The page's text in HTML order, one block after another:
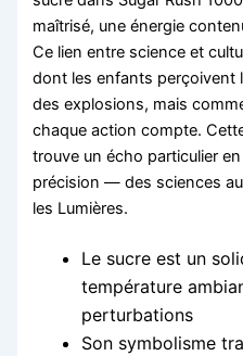
maîtrisé, une énergie
Ce lien entre science et
dont les enfants perçoivent
des explosions, mais
chaque action compte.
trouve un écho particulier en
précision — des sciences
les Lumières.
Le sucre est un
température
perturbations
Son symbolisme